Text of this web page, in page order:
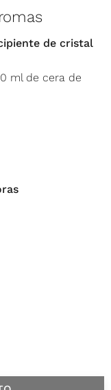
de cristal
ml de cera de